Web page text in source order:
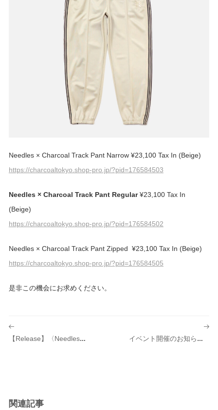
Needles × Charcoal Track Pant Narrow ¥23,100 Tax In (Beige)
https://charcoaltokyo.shop-pro.jp/?pid=176584503
Needles × Charcoal Track Pant Regular¥23,100 Tax In
(Beige)
https://charcoaltokyo.shop-pro.jp/?pid=176584502
Needles × Charcoal Track Pant Zipped ¥23,100 Tax In (Beige)
https://charcoaltokyo.shop-pro.jp/?pid=176584505
是非この機会にお求めください。
投
稿
シ
イベント開催のお知らせ“ Charcoal FLEA” 第8弾
【Release】〈Needles（ニードルズ）〉別注 Bright Jersey Track シリーズ 発売のお知らせ
関連記事